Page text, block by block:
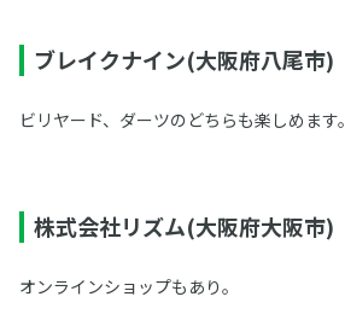
ブレイクナイン(大阪府八尾市)
ビリヤード、ダーツのどちらも楽しめます。
株式会社リズム(大阪府大阪市)
オンラインショップもあり。